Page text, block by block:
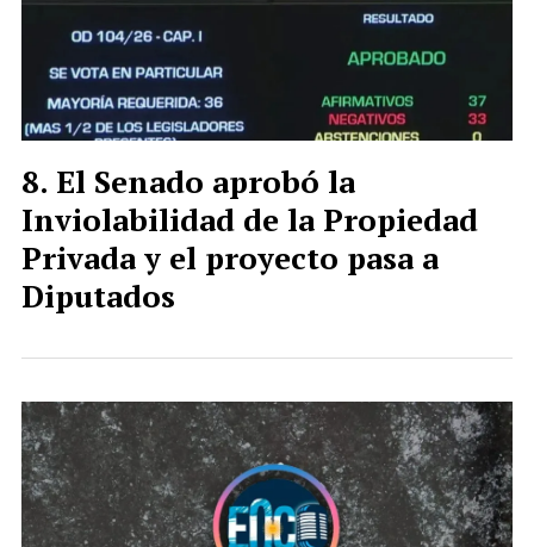
El Senado aprobó la
Inviolabilidad de la Propiedad
Privada y el proyecto pasa a
Diputados